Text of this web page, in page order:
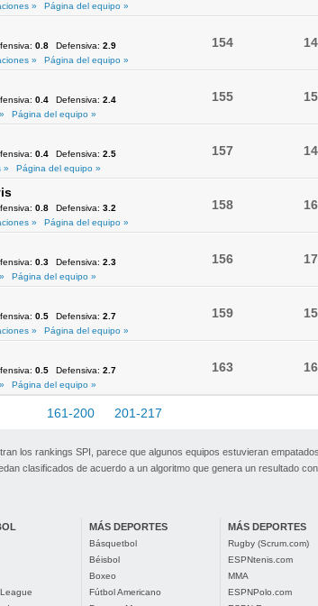
»
Página del equipo »
0.8 Defensiva: 2.9
»
Página del equipo »
154
0.4 Defensiva: 2.4
Página del equipo »
155
0.4 Defensiva: 2.5
»
Página del equipo »
157
0.8 Defensiva: 3.2
»
Página del equipo »
158
0.3 Defensiva: 2.3
Página del equipo »
156
0.5 Defensiva: 2.7
»
Página del equipo »
159
0.5 Defensiva: 2.7
Página del equipo »
163
161-200 201-217
los rankings SPI, parece que algunos equipos estuvieran
clasificados de acuerdo a un algoritmo que genera un resultado con
MÁS DEPORTES
Básquetbol
Béisbol
Boxeo
Fútbol Americano
MÁS DEPORTES
Rugby (Scrum.com)
ESPNtenis.com
MMA
ESPNPolo.com